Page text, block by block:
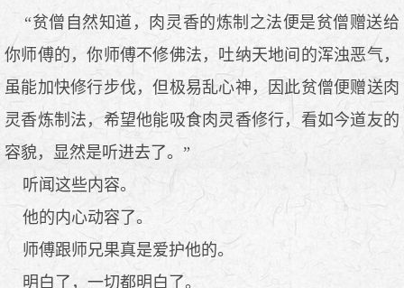
“贫僧自然知道，肉灵香的炼制之法便是贫僧赠送给
你师傅的，你师傅不修佛法，吐纳天地间的浑浊恶气，
虽能加快修行步伐，但极易乱心神，因此贫僧便赠送肉
灵香炼制法，希望他能吸食肉灵香修行，看如今道友的
容貌，显然是听进去了。”
听闻这些内容。
他的内心动容了。
师傅跟师兄果真是爱护他的。
明白了，一切都明白了。